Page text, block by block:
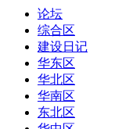
论坛
综合区
建设日记
华东区
华北区
华南区
东北区